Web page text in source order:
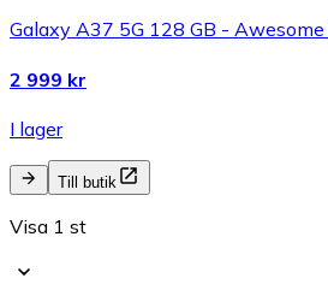
Galaxy A37 5G 128 GB -
2 999 kr
I lager
Till butik
Visa 1 st